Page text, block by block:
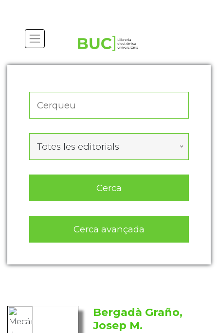
Totes les editorials
Cerca
Cerca avançada
Bergadà Graño,
Josep M.